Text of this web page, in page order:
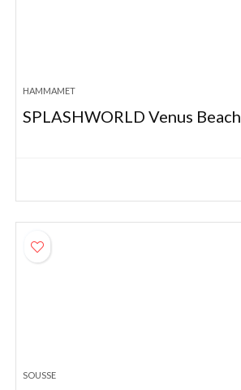
HAMMAMET
SPLASHWORLD Venus Beach
SOUSSE